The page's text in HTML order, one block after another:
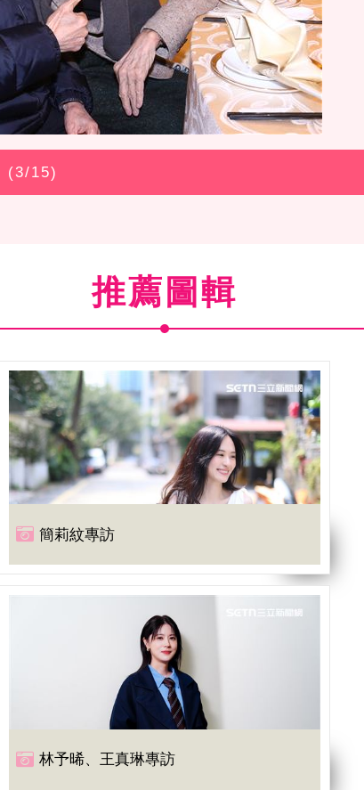
(3/15)
推薦圖輯
簡莉紋專訪
林予晞、王真琳專訪